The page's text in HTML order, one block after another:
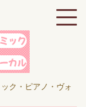
ク・ピアノ・ヴォ